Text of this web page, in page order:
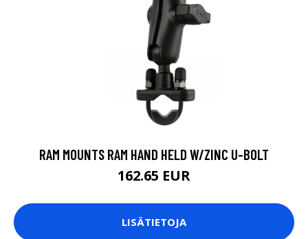
RAM MOUNTS RAM HAND HELD W/ZINC U-BOLT
162.65 EUR
LISÄTIETOJA